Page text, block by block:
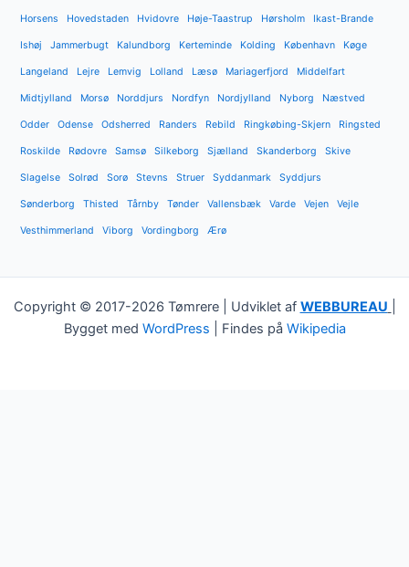
Horsens Hovedstaden Hvidovre Høje-Taastrup Hørsholm Ikast-Brande
Ishøj Jammerbugt Kalundborg Kerteminde Kolding København Køge
Langeland Lejre Lemvig Lolland Læsø Mariagerfjord Middelfart
Midtjylland Morsø Norddjurs Nordfyn Nordjylland Nyborg Næstved
Odder Odense Odsherred Randers Rebild Ringkøbing-Skjern Ringsted
Roskilde Rødovre Samsø Silkeborg Sjælland Skanderborg Skive
Slagelse Solrød Sorø Stevns Struer Syddanmark Syddjurs
Sønderborg Thisted Tårnby Tønder Vallensbæk Varde Vejen Vejle
Vesthimmerland Viborg Vordingborg Ærø
Copyright © 2017-2026 Tømrere | Udviklet af WEBBUREAU
Bygget med WordPress | Findes på Wikipedia